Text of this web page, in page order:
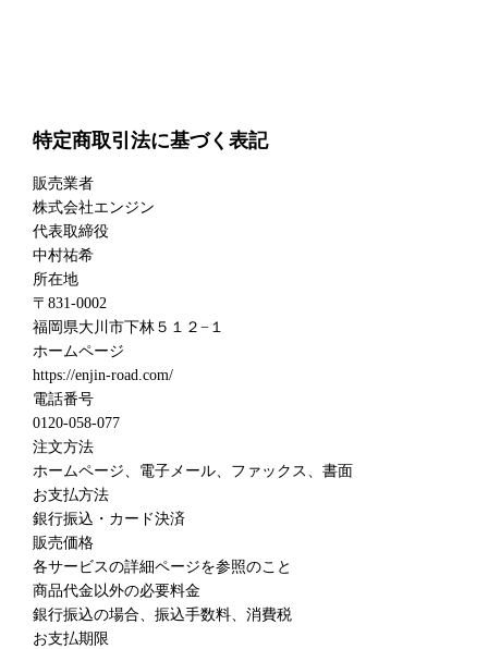
特定商取引法に基づく表記
販売業者
株式会社エンジン
代表取締役
中村祐希
所在地
〒831-0002
福岡県大川市下林５１２−１
ホームページ
https://enjin-road.com/
電話番号
0120-058-077
注文方法
ホームページ、電子メール、ファックス、書面
お支払方法
銀行振込・カード決済
販売価格
各サービスの詳細ページを参照のこと
商品代金以外の必要料金
銀行振込の場合、振込手数料、消費税
お支払期限